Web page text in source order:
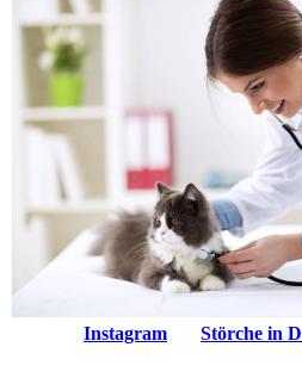
Instagram Störche in